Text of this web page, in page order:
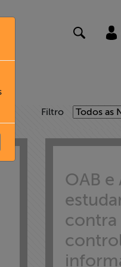
Filtro
OAB e
contra